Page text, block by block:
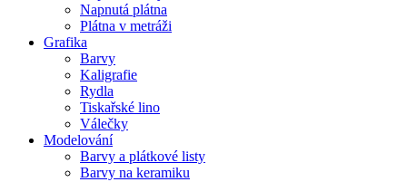
Napnutá plátna
Plátna v metráži
Grafika
Barvy
Kaligrafie
Rydla
Tiskařské lino
Válečky
Modelování
Barvy a plátkové listy
Barvy na keramiku